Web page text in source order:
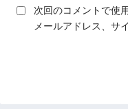
次回のコメントで使
メールアドレス、サ